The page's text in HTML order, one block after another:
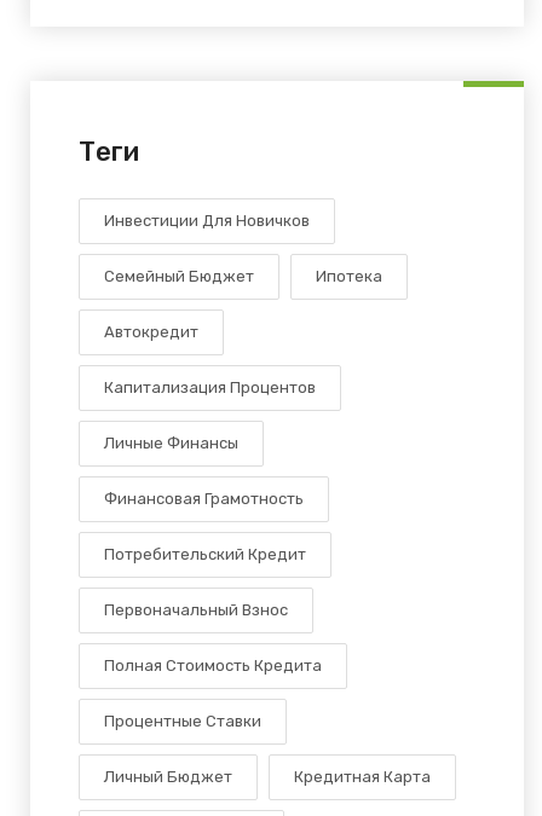
Теги
Инвестиции Для Новичков
Семейный Бюджет Ипотека
Автокредит
Капитализация Процентов
Личные Финансы
Финансовая Грамотность
Потребительский Кредит
Первоначальный Взнос
Полная Стоимость Кредита
Процентные Ставки
Личный Бюджет Кредитная Карта